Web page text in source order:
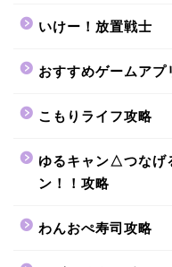
いけー！放置戦士
おすすめゲームアプ
こもりライフ攻略
ゆるキャン△つなげ
ン！！攻略
わんおぺ寿司攻略